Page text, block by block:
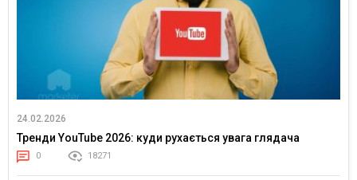
24.02.2026
Тренди YouTube 2026: куди рухається увага глядача
0 18271